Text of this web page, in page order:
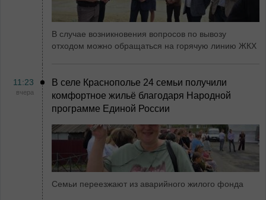
В случае возникновения вопросов по вывозу
отходом можно обращаться на горячую линию ЖКХ
11:23
вчера
В селе Краснополье 24 семьи получили
комфортное жильё благодаря Народной
программе Единой России
Семьи переезжают из аварийного жилого фонда